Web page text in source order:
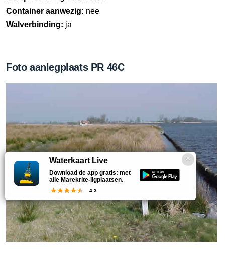
Container aanwezig: nee
Walverbinding: ja
Foto aanlegplaats PR 46C
Waterkaart Live
Download de app gratis: met
alle Marekrite-ligplaatsen.
4.3